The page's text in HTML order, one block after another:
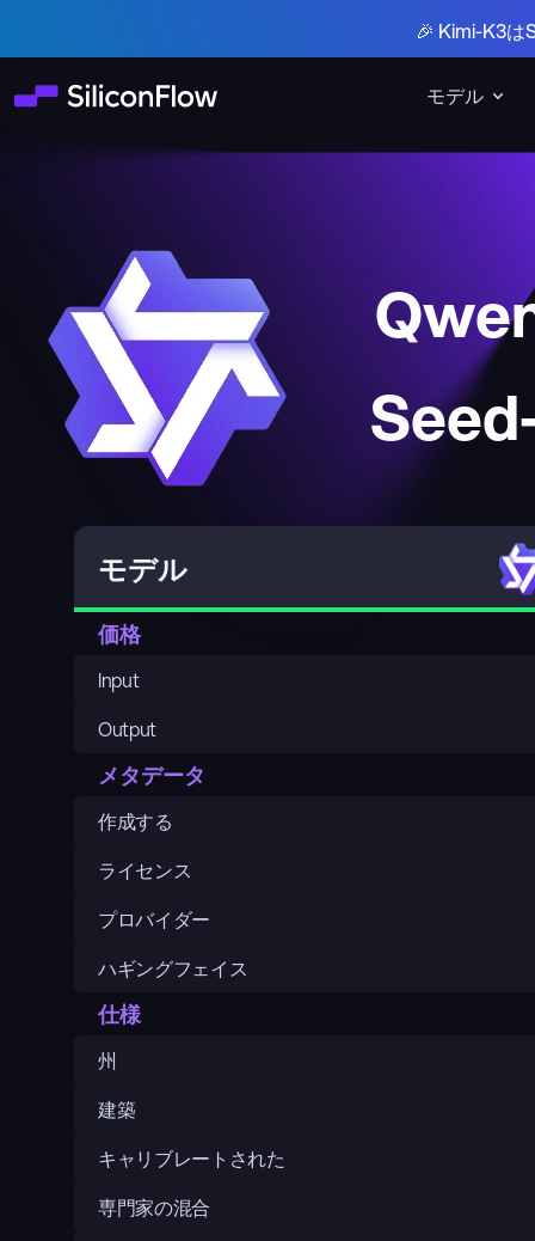
モデル
🎉 Kimi-K3
モデル
価格
Input
Output
メタデータ
作成する
ライセンス
プロバイダー
ハギングフェイス
仕様
州
建築
キャリブレートされた
専門家の混合